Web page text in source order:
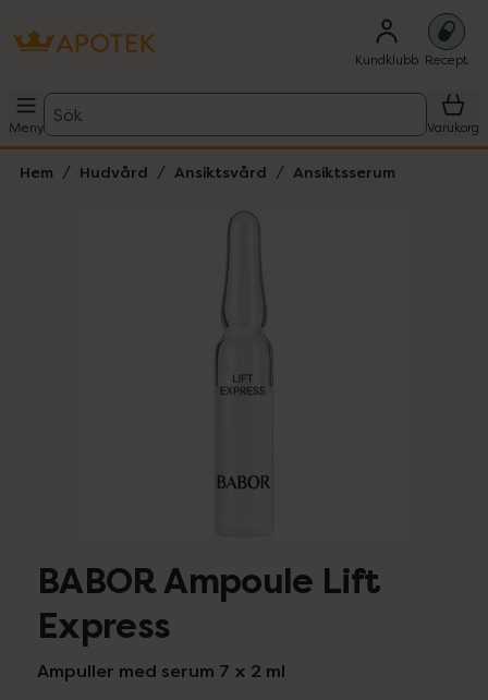
Kundklubb Recept
Meny
Sök
Varukorg
Hem Hudvård Ansiktsvård Ansiktsserum
BABOR Ampoule Lift
Express
Ampuller med serum 7 x 2 ml